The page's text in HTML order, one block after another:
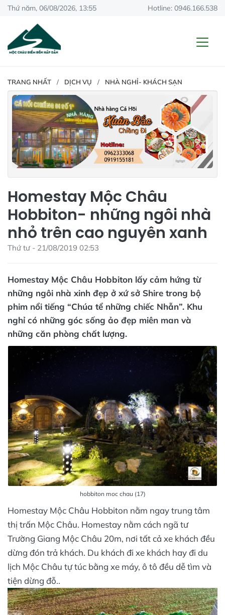
Thứ năm, 06/08/2026, 13:55 Hotline: 0946.166.538
TRANG NHẤT DỊCH VỤ NHÀ NGHỈ- KHÁCH SẠN
Homestay Mộc Châu
Hobbiton- những ngôi nhà
nhỏ trên cao nguyên xanh
Thứ tư - 21/08/2019 02:53
Homestay Mộc Châu Hobbiton lấy cảm hứng từ
những ngôi nhà xinh đẹp ở xứ sở Shire trong bộ
phim nổi tiếng “Chúa tể những chiếc Nhẫn”. Khu
nghỉ có những góc sống ảo đẹp miên man và
những căn phòng chất lượng.
hobbiton moc chau (17)
Homestay Mộc Châu Hobbiton nằm ngay trung tâm
thị trấn Mộc Châu. Homestay nằm cách ngã tư
Trường Giang Mộc Châu 20m, nơi tất cả xe khách đều
dừng đón trả khách. Du khách đi xe khách hay đi du
lịch Mộc Châu tự túc bằng xe máy, ô tô đều dễ tìm và
tiện dừng đỗ..